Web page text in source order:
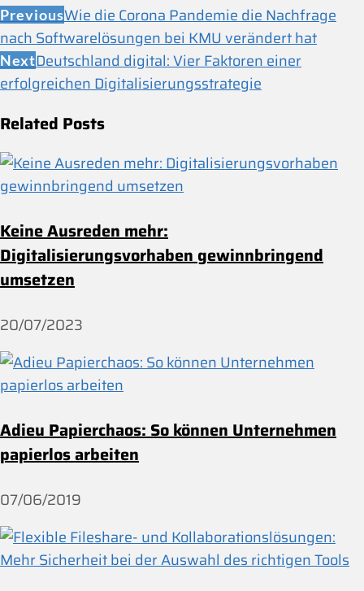
PreviousWie die Corona Pandemie die Nachfrage
nach Softwarelösungen bei KMU verändert hat
NextDeutschland digital: Vier Faktoren einer
erfolgreichen Digitalisierungsstrategie
Related Posts
Keine Ausreden mehr:
Digitalisierungsvorhaben gewinnbringend
umsetzen
20/07/2023
Adieu Papierchaos: So können Unternehmen
papierlos arbeiten
07/06/2019